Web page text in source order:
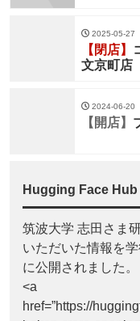
2025-05-27
【閉店】
文京町店
2024-06-20
【開店】
Hugging Face Hub
筑波大学 志田さま
いただいた情報を
に公開されました。
<a
href=”https://